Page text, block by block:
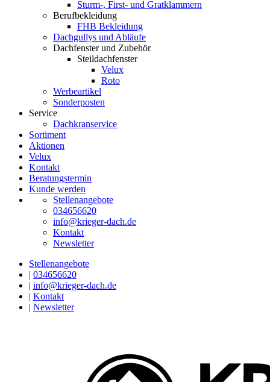
Sturm-, First- und Gratklammern
Berufbekleidung
FHB Bekleidung
Dachgullys und Abläufe
Dachfenster und Zubehör
Steildachfenster
Velux
Roto
Werbeartikel
Sonderposten
Service
Dachkranservice
Sortiment
Aktionen
Velux
Kontakt
Beratungstermin
Kunde werden
Stellenangebote
034656620
info@krieger-dach.de
Kontakt
Newsletter
Stellenangebote
| 034656620
| info@krieger-dach.de
| Kontakt
| Newsletter